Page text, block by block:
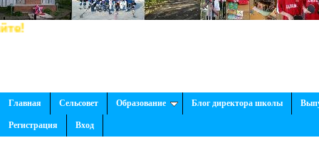
Главная Сельсовет Образование Блог директора школы
Регистрация Вход